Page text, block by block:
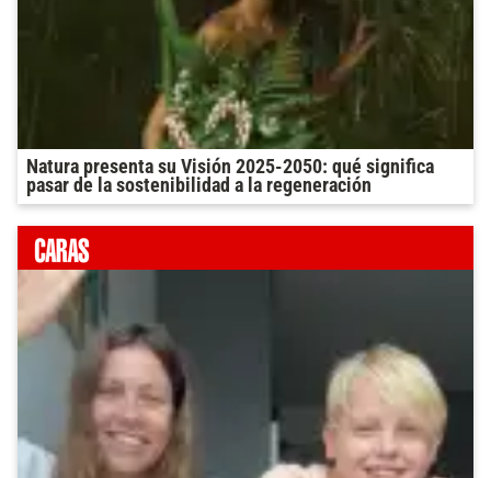
Natura presenta su Visión 2025-2050: qué significa
pasar de la sostenibilidad a la regeneración